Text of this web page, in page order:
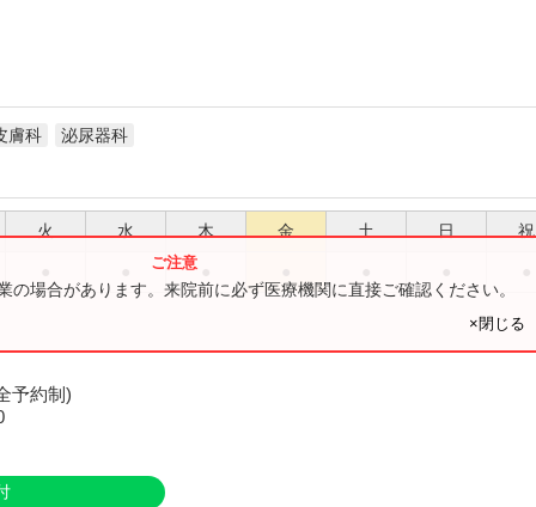
膚科 泌尿器科
火 水 木 金 土 日 祝
の場合があります。来院前に必ず医療機関に直接ご確認ください。
×閉じる
予約制)